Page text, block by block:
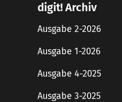
digit! Archiv
Ausgabe 2-2026
Ausgabe 1-2026
Ausgabe 4-2025
Ausgabe 3-2025